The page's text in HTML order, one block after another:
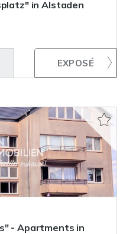
in Alstaden
- Apartments in